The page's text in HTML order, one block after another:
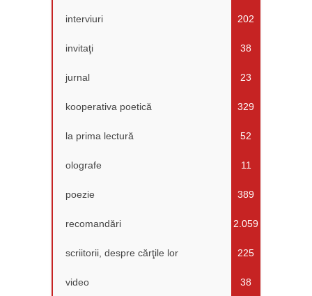
interviuri 202
invitaţi 38
jurnal 23
kooperativa poetică 329
la prima lectură 52
olografe 11
poezie 389
recomandări 2.059
scriitorii, despre cărţile lor 225
video 38